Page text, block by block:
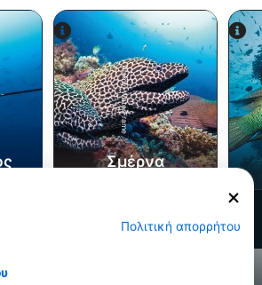
Alamy-WaterFrame
Σμέρνα
Πολιτική απορρήτου